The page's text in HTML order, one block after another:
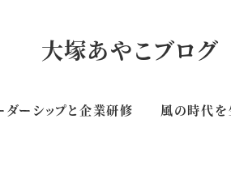
大塚あやこブログ
ダーシップと企業研修 風の時代を